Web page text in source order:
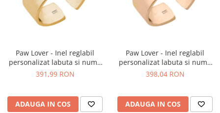
Paw Lover - Inel reglabil
personalizat labuta si nume
din argint 925 placat cu aur
391,99 RON
ADAUGA IN COS
Paw Lover - Inel reglabil
personalizat labuta si nume
din argint 925 placat cu aur
398,04 RON
ADAUGA IN COS